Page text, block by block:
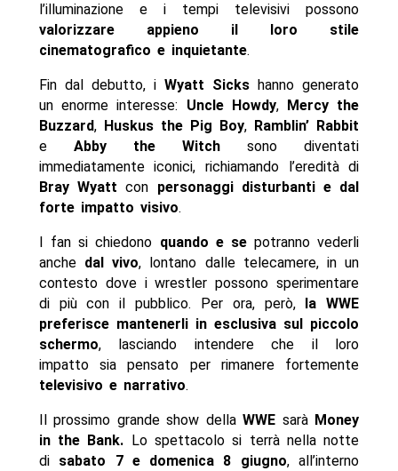
l’illuminazione e i tempi televisivi possono
valorizzare appieno il loro stile
cinematografico e inquietante.
Fin dal debutto, iWyatt Sicks hanno generato
un enorme interesse: Uncle Howdy,
Mercy the
Buzzard, Huskus the Pig Boy, Ramblin’ Rabbit
e Abby the Witch sono diventati
immediatamente iconici, richiamando l’eredità di
Bray Wyatt con personaggi disturbanti e dal
forte impatto visivo.
I fan si chiedono quando e sepotranno vederli
anche dal vivo, lontano dalle telecamere, in un
contesto dove i wrestler possono sperimentare
di più con il pubblico. Per ora, però,
la WWE
preferisce mantenerli in esclusiva sul piccolo
schermo, lasciando intendere che il loro
impatto sia pensato per rimanere fortemente
televisivo e narrativo.
Il prossimo grande show dellaWWE sarà Money
in the Bank. Lo spettacolo si terrà nella notte
disabato 7 e domenica 8 giugno, all’interno